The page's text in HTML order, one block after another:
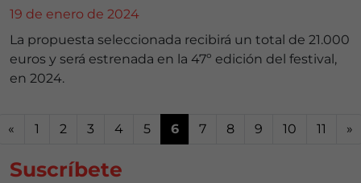
19 de enero de 2024
La propuesta seleccionada recibirá un total de 21.000
euros y será estrenada en la 47º edición del festival,
en 2024.
« 1 2 3 4 5 6 7 8 9 10 11 »
Suscríbete